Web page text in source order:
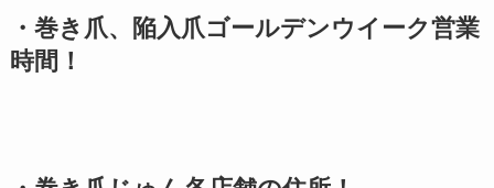
・巻き爪、陥入爪ゴールデンウイーク営業
時間！